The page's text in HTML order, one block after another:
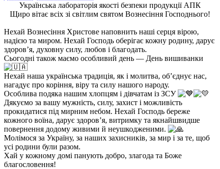
Українська лабораторія якості безпеки продукції АПК
Щиро вітає всіх зі світлим святом Вознесіння Господнього!
Нехай Вознесіння Христове наповнить наші серця вірою,
надією та миром. Нехай Господь оберігає кожну родину, дарує
здоров’я, духовну силу, любов і благодать.
Сьогодні також маємо особливий день — День вишиванки
Нехай наша українська традиція, як і молитва, об’єднує нас,
нагадує про коріння, віру та силу нашого народу.
Особлива подяка нашим хлопцям і дівчатам із ЗСУ
Дякуємо за вашу мужність, силу, захист і можливість
прокидатися під мирним небом. Нехай Господь береже
кожного воїна, дарує здоров’я, витримку та якнайшвидше
повернення додому живими й неушкодженими.
Молімося за Україну, за наших захисників, за мир і за те, щоб
усі родини були разом.
Хай у кожному домі панують добро, злагода та Боже
благословення!